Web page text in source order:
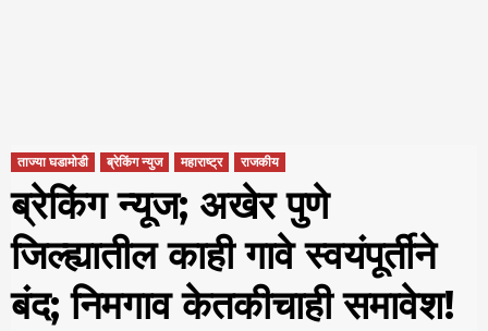
ताज्या घडामोडी ब्रेकिंग न्युज महाराष्ट्र राजकीय
ब्रेकिंग न्यूज; अखेर पुणे
जिल्ह्यातील काही गावे स्वयंपूर्तीने
बंद; निमगाव केतकीचाही समावेश!